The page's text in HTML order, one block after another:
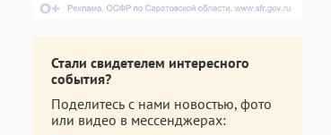
Стали свидетелем интересного
события?
Поделитесь с нами новостью, фото
или видео в мессенджерах: